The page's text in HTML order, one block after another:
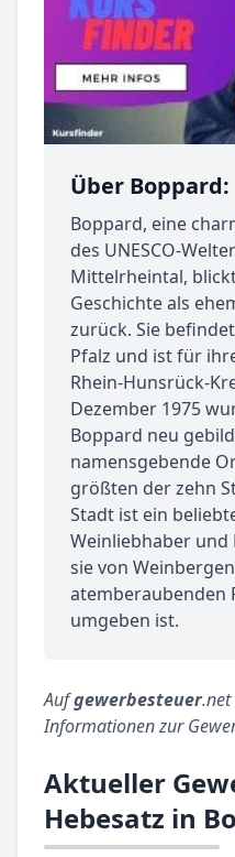
Über Boppard:
Boppard, eine
des UNESCO-
Mittelrheintal,
Geschichte als
zurück. Sie
Pfalz und ist für
Rhein-Hunsrück-
Dezember 1975
Boppard neu
namensgebende
größten der zehn
Stadt ist ein
Weinliebhaber
sie von
atemberaubenden
umgeben ist.
Aufgewerbesteuer.net
Informationen zur
Aktueller
Hebesatz in